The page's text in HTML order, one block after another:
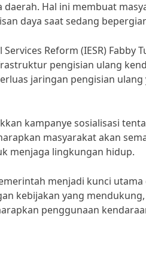
Hal ini membuat
daya saat sedang
Reform (IESR) Fabby
pengisian ulang
jaringan pengisian
kampanye sosialisasi
masyarakat akan
menjaga lingkungan hidup.
menjadi kunci
kebijakan yang
penggunaan